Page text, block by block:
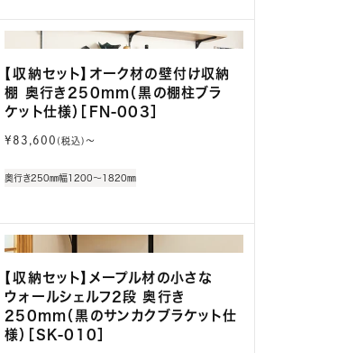
【収納セット】オーク材の壁付け収納
棚 奥行き250mm（黒の棚柱ブラ
ケット仕様）［FN-003］
通
格
¥83,600 (税込)〜
奥行き250㎜幅1200～1820㎜
【収納セット】メープル材の小さな
ウォールシェルフ2段 奥行き
250mm（黒のサンカクブラケット仕
様）［SK-010］